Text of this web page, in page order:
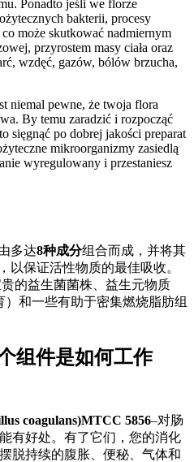
Ponadto jeśli we florze
bakterii, procesy
może skutkować nadmiernym
przyrostem masy ciała oraz
wzdęć, gazów, bólów brzucha,
niemal pewne, że twoja flora
By temu zaradzić i rozpocząć
sięgnąć po dobrej jakości preparat
mikroorganizmy zasiedlą
wyregulowany i przestaniesz
多达8种成分组合而成，并将其
以保证活性物质的最佳吸收。
贵的益生菌菌株、益生元物质
）和一些有助于密集燃烧脂肪组
组件是如何工作
coagulans)MTCC 5856–对肠
有好处。有了它们，您的消化
脱持续的腹胀、便秘、气体和